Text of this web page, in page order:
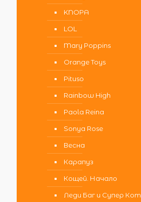
KNOPA
LOL
Mary Poppins
Orange Toys
Pituso
Rainbow High
Paola Reina
Sonya Rose
Весна
Карапуз
Кощей. Начало
Леди Баг и Супер Кот